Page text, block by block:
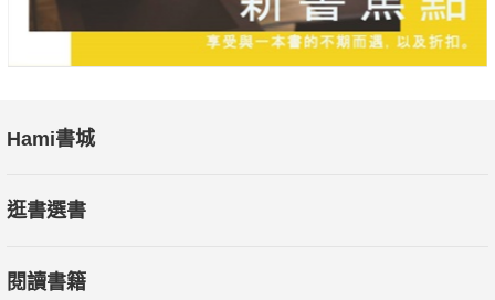
Hami書城
逛書選書
閱讀書籍